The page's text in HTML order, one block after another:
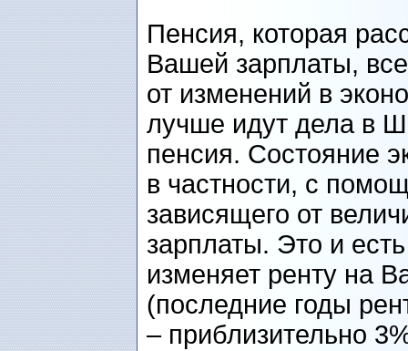
Пенсия, которая
Вашей зарплаты,
от изменений в
лучше идут дела в
пенсия. Состояние
в частности, с
зависящего от
зарплаты. Это и
изменяет ренту на
(последние годы
– приблизительно